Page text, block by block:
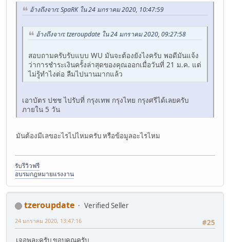
อ้างถึงจาก: SpaRK ใน 24 มกราคม 2020, 10:47:59
อ้างถึงจาก: tzeroupdate ใน 24 มกราคม 2020, 09:27:58
สอบถามครับรับแบบ WU มันจะต้องยังไงครับ พอดีมันแจ้ง
ว่าการชำระเงินครั้งล่าสุดของคุณออกเมื่อวันที่ 21 ม.ค. แต่
ไม่รู้ทำไงต่อ ลืมไปนานมากแล้ว
เอาบัตร ปชช ไปรับที่ กรุงเทพ กรุงไทย กรุงศรีได้เลยครับ
ภายใน 5 วัน
มันต้องมีเลขอะไรไปไหมครับ หรือข้อมูลอะไรไหม
รับรีวิวฟรี
อบรมกฎหมายแรงงาน
tzeroupdate
Verified Seller
#25
24 มกราคม 2020, 13:47:16